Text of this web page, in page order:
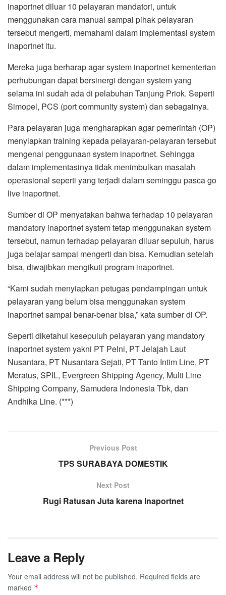
inaportnet diluar 10 pelayaran mandatori, untuk
menggunakan cara manual sampai pihak pelayaran
tersebut mengerti, memahami dalam implementasi system
inaportnet itu.
Mereka juga berharap agar system inaportnet kementerian
perhubungan dapat bersinergi dengan system yang
selama ini sudah ada di pelabuhan Tanjung Priok. Seperti
Simopel, PCS (port community system) dan sebagainya.
Para pelayaran juga mengharapkan agar pemerintah (OP)
menyiapkan training kepada pelayaran-pelayaran tersebut
mengenai penggunaan system inaportnet. Sehingga
dalam implementasinya tidak menimbulkan masalah
operasional seperti yang terjadi dalam seminggu pasca go
live inaportnet.
Sumber di OP menyatakan bahwa terhadap 10 pelayaran
mandatory inaportnet system tetap menggunakan system
tersebut, namun terhadap pelayaran diluar sepuluh, harus
juga belajar sampai mengerti dan bisa. Kemudian setelah
bisa, diwajibkan mengikuti program inaportnet.
“Kami sudah menyiapkan petugas pendampingan untuk
pelayaran yang belum bisa menggunakan system
inaportnet sampai benar-benar bisa,” kata sumber di OP.
Seperti diketahui kesepuluh pelayaran yang mandatory
inaportnet system yakni PT Pelni, PT Jelajah Laut
Nusantara, PT Nusantara Sejati, PT Tanto Intim Line, PT
Meratus, SPIL, Evergreen Shipping Agency, Multi Line
Shipping Company, Samudera Indonesia Tbk, dan
Andhika Line. (***)
Previous Post
TPS SURABAYA DOMESTIK
Next Post
Rugi Ratusan Juta karena Inaportnet
Leave a Reply
Your email address will not be published. Required fields are
marked *